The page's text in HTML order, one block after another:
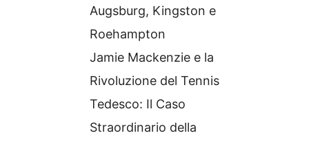
Augsburg, Kingston e
Roehampton
Jamie Mackenzie e la
Rivoluzione del Tennis
Tedesco: Il Caso
Straordinario della